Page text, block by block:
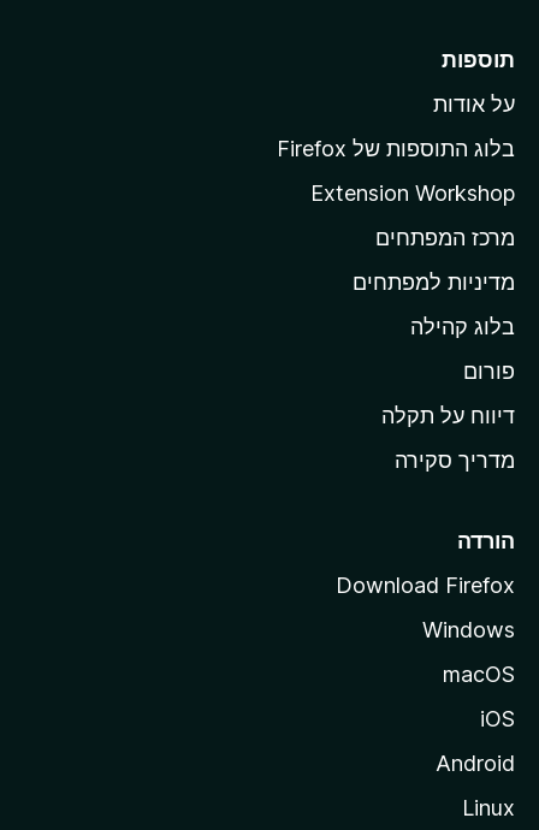
ד
ף
ב
י
ת
ל
M
i
l
תוספות
על אודות
בלוג התוספות של Firefox
Extension Workshop
מרכז המפתחים
מדיניות למפתחים
בלוג קהילה
פורום
דיווח על תקלה
מדריך סקירה
הורדה
Download Firefox
Windows
macOS
iOS
Android
Linux